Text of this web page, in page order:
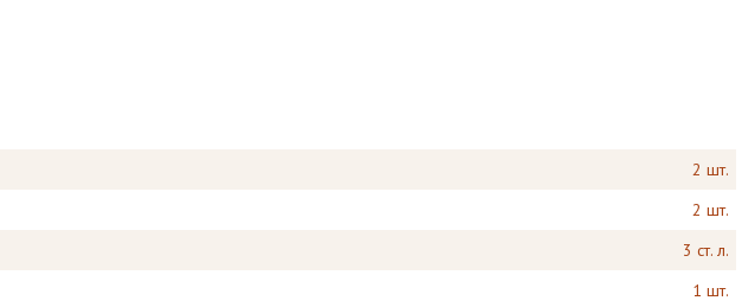
2 шт.
2 шт.
3 ст. л.
1 шт.